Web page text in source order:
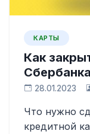
КАРТЫ
Как
28.01.2023
Что нужно
кредитной